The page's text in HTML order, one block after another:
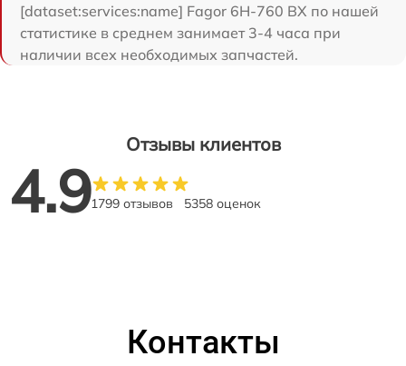
[dataset:services:name] Fagor 6H-760 BX по нашей
статистике в среднем занимает 3-4 часа при
наличии всех необходимых запчастей.
Отзывы клиентов
4.91799 отзывов 5358 оценок
Контакты